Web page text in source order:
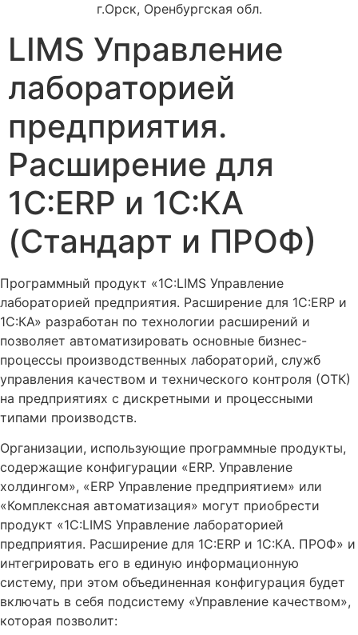
г.Орск, Оренбургская обл.
LIMS Управление
лабораторией
предприятия.
Расширение для
1С:ERP и 1С:КА
(Стандарт и ПРОФ)
Программный продукт «1С:LIMS Управление
лабораторией предприятия. Расширение для 1С:ERP и
1С:КА» разработан по технологии расширений и
позволяет автоматизировать основные бизнес-
процессы производственных лабораторий, служб
управления качеством и технического контроля (ОТК)
на предприятиях с дискретными и процессными
типами производств.
Организации, использующие программные продукты,
содержащие конфигурации «ERP. Управление
холдингом», «ERP Управление предприятием» или
«Комплексная автоматизация» могут приобрести
продукт «1С:LIMS Управление лабораторией
предприятия. Расширение для 1С:ERP и 1С:КА. ПРОФ» и
интегрировать его в единую информационную
систему, при этом объединенная конфигурация будет
включать в себя подсистему «Управление качеством»,
которая позволит: